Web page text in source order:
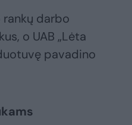
darbo
o UAB „Lėta
pavadino